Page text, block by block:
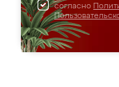
согласно